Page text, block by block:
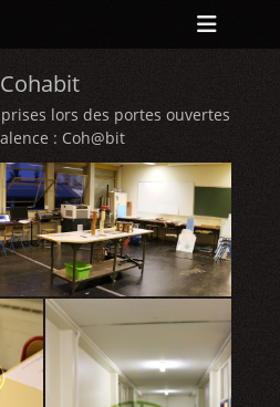
l’en-
lors des portes ouvertes
: Coh@bit